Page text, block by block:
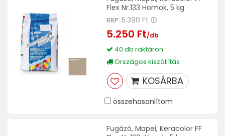
Flex Nr.133 Homok, 5 kg
RRP: 5.390 Ft
5.250 Ft/db
40 db raktáron
Országos kiszállítás
KOSÁRBA
összehasonlítom
Fugázó, Mapei, Keracolor FF